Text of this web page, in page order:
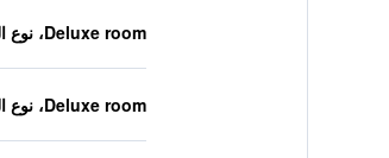
Deluxe room، نوع السرير غير معروف
Deluxe room، نوع السرير غير معروف